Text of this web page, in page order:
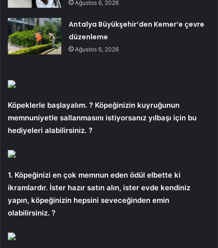
Ağustos 6, 2026
Antalya Büyükşehir’den Kemer’e çevre
düzenleme
Ağustos 6, 2026
Köpeklerle başlayalım. ? Köpeğinizin kuyruğunun
memnuniyetle sallanmasını istiyorsanız yılbaşı için bu
hediyeleri alabilirsiniz. ?
1. Köpeğinizi en çok memnun eden ödül elbette ki
ikramlardır. İster hazır satın alın, ister evde kendiniz
yapın, köpeğinizin hepsini seveceğinden emin
olabilirsiniz. ?